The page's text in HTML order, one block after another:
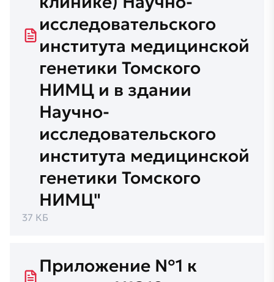
исследовательского
института медицинской
генетики Томского
НИМЦ и в здании
Научно-
исследовательского
института медицинской
генетики Томского
НИМЦ"
37 КБ
Приложение №1 к